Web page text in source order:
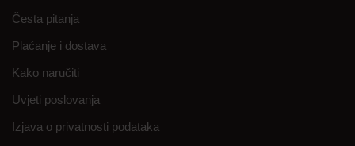
Česta pitanja
Plaćanje i dostava
Kako naručiti
Uvjeti poslovanja
Izjava o privatnosti podataka